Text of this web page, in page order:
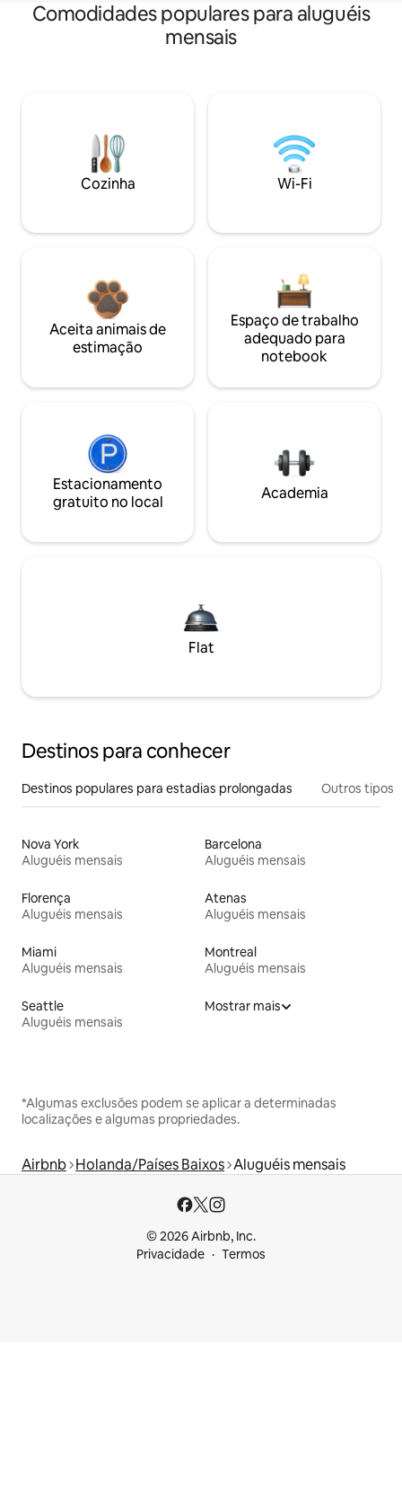
Comodidades populares para aluguéis
mensais
Cozinha Wi-Fi
Aceita animais de
estimação
Espaço de trabalho
adequado para
notebook
Estacionamento
gratuito no local
Academia
Flat
Destinos para conhecer
Destinos populares para estadias prolongadas Outros tipos
Nova York
Aluguéis mensais
Barcelona
Aluguéis mensais
Florença
Aluguéis mensais
Atenas
Aluguéis mensais
Miami
Aluguéis mensais
Montreal
Aluguéis mensais
Seattle
Aluguéis mensais
Mostrar mais
*Algumas exclusões podem se aplicar a determinadas
localizações e algumas propriedades.
Airbnb Holanda/Países Baixos Aluguéis mensais
© 2026 Airbnb, Inc.
Privacidade
Termos